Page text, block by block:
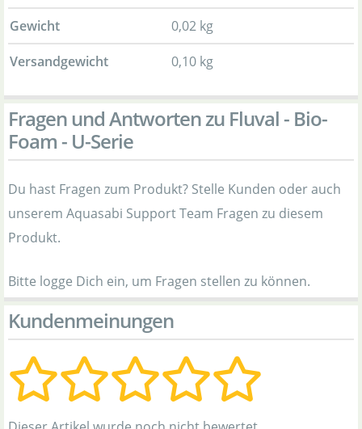
Gewicht
0,02 kg
Versandgewicht
0,10 kg
Fragen und Antworten zu Fluval - Bio-
Foam - U-Serie
Du hast Fragen zum Produkt? Stelle Kunden oder auch
unserem Aquasabi Support Team Fragen zu diesem
Produkt.
Bitte logge Dich ein, um Fragen stellen zu können.
Kundenmeinungen